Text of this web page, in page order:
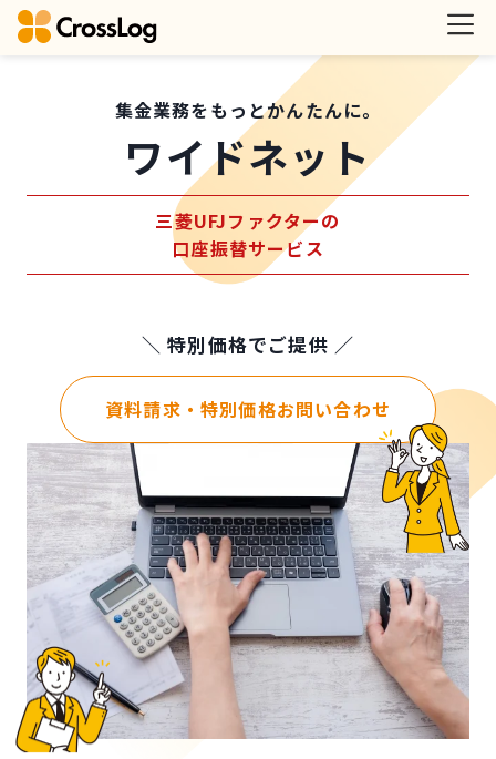
集金業務をもっとかんたんに。
ワイドネット
三菱UFJファクターの
口座振替サービス
＼ 特別価格でご提供 ／
資料請求・特別価格お問い合わせ